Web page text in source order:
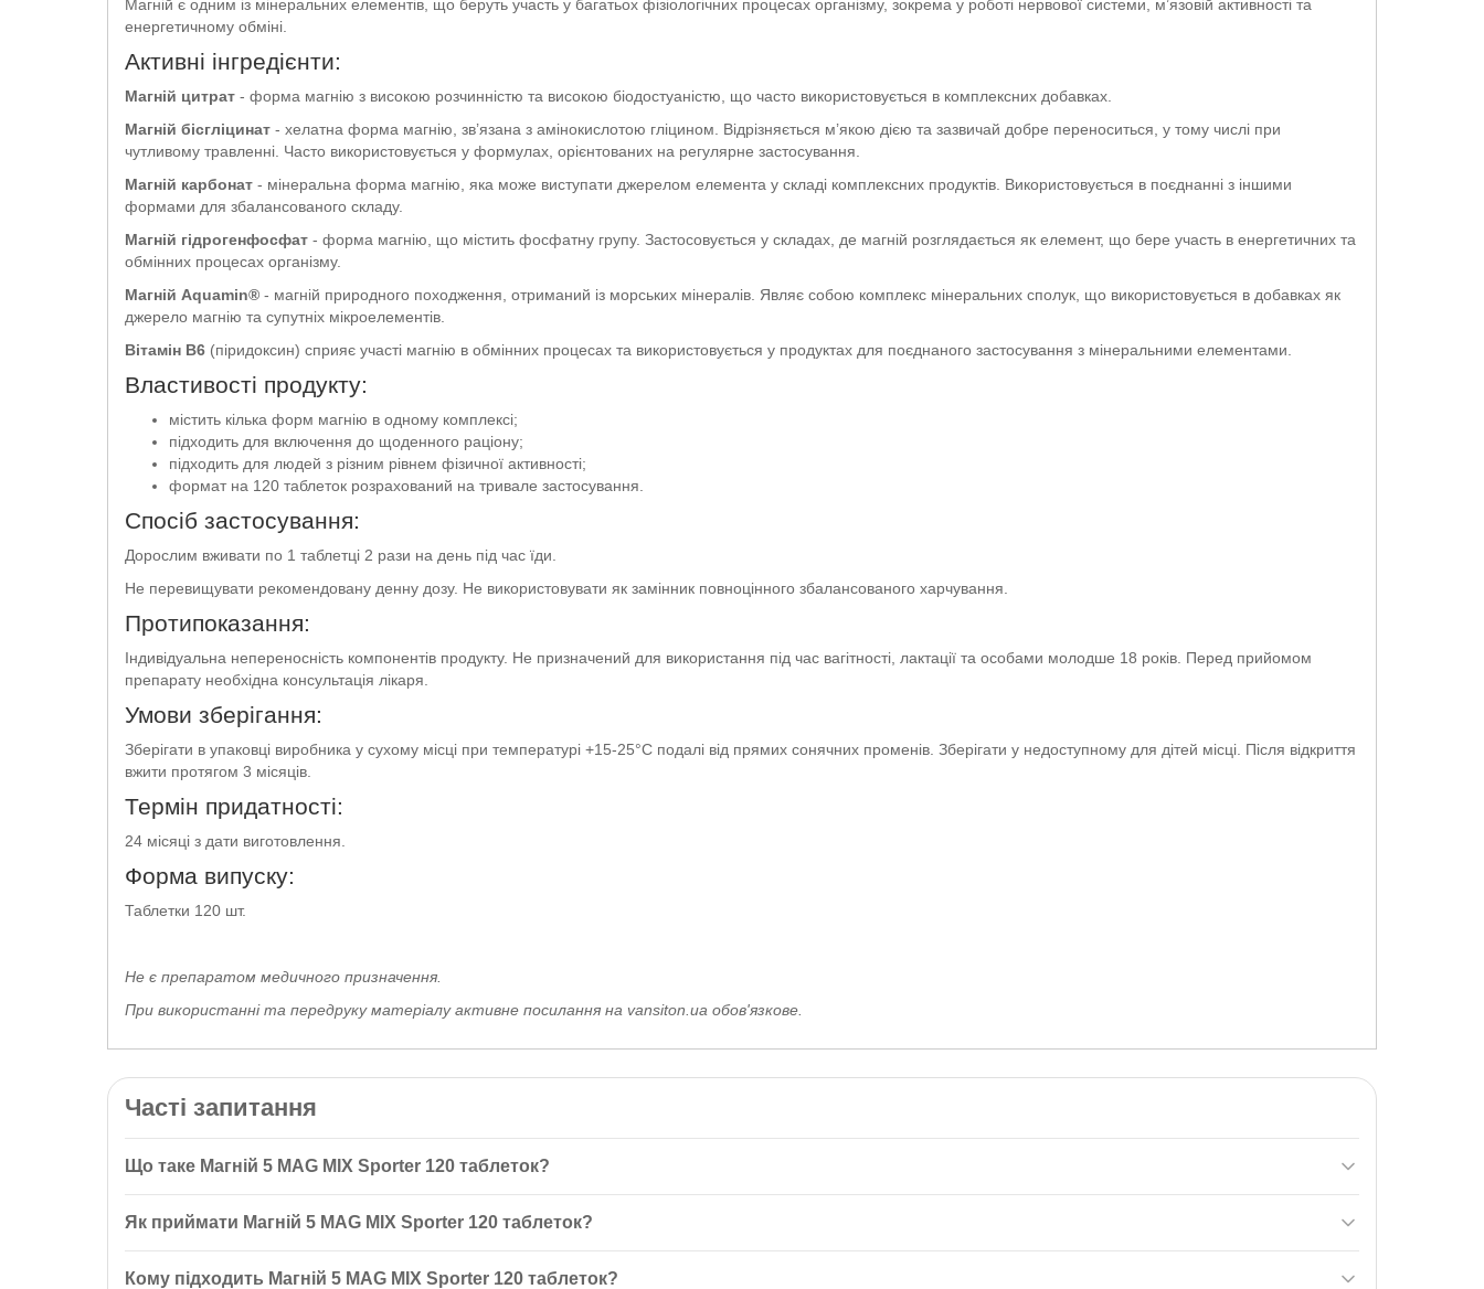
Магній є одним із мінеральних елементів, що беруть участь у багатьох фізіологічних процесах організму, зокрема у роботі нервової системи, м’язовій активності та
енергетичному обміні.
Активні інгредієнти:
Магній цитрат - форма магнію з високою розчинністю та високою біодостуаністю, що часто використовується в комплексних добавках.
Магній бісгліцинат - хелатна форма магнію, зв’язана з амінокислотою гліцином. Відрізняється м’якою дією та зазвичай добре переноситься, у тому числі при
чутливому травленні. Часто використовується у формулах, орієнтованих на регулярне застосування.
Магній карбонат - мінеральна форма магнію, яка може виступати джерелом елемента у складі комплексних продуктів. Використовується в поєднанні з іншими
формами для збалансованого складу.
Магній гідрогенфосфат - форма магнію, що містить фосфатну групу. Застосовується у складах, де магній розглядається як елемент, що бере участь в енергетичних та
обмінних процесах організму.
Магній Aquamin® - магній природного походження, отриманий із морських мінералів. Являє собою комплекс мінеральних сполук, що використовується в добавках як
джерело магнію та супутніх мікроелементів.
Вітамін B6 (піридоксин) сприяє участі магнію в обмінних процесах та використовується у продуктах для поєднаного застосування з мінеральними елементами.
Властивості продукту:
містить кілька форм магнію в одному комплексі;
підходить для включення до щоденного раціону;
підходить для людей з різним рівнем фізичної активності;
формат на 120 таблеток розрахований на тривале застосування.
Спосіб застосування:
Дорослим вживати по 1 таблетці 2 рази на день під час їди.
Не перевищувати рекомендовану денну дозу. Не використовувати як замінник повноцінного збалансованого харчування.
Протипоказання:
Індивідуальна непереносність компонентів продукту. Не призначений для використання під час вагітності, лактації та особами молодше 18 років. Перед прийомом
препарату необхідна консультація лікаря.
Умови зберігання:
Зберігати в упаковці виробника у сухому місці при температурі +15-25°С подалі від прямих сонячних променів. Зберігати у недоступному для дітей місці. Після відкриття
вжити протягом 3 місяців.
Термін придатності:
24 місяці з дати виготовлення.
Форма випуску:
Таблетки 120 шт.
Не є препаратом медичного призначення.
При використанні та передруку матеріалу активне посилання на vansiton.ua обов'язкове.
Часті запитання
Що таке Магній 5 MAG MIX Sporter 120 таблеток?
підходу. Підходить для регулярного вживання та допомагає в підтримці роботи нервової системи і м'язової активності.
Як приймати Магній 5 MAG MIX Sporter 120 таблеток?
Кому підходить Магній 5 MAG MIX Sporter 120 таблеток?